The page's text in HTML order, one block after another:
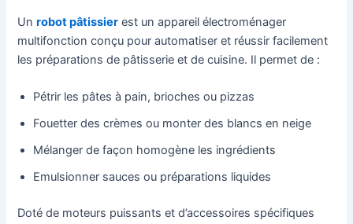
Unrobot pâtissier est un appareil électroménager
multifonction conçu pour automatiser et réussir facilement
les préparations de pâtisserie et de cuisine. Il permet de :
Pétrir les pâtes à pain, brioches ou pizzas
Fouetter des crèmes ou monter des blancs en neige
Mélanger de façon homogène les ingrédients
Emulsionner sauces ou préparations liquides
Doté de moteurs puissants et d’accessoires spécifiques